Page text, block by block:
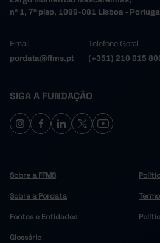
nº 1, 7º piso, 1099-081 Lisboa - Portugal
Email
pordata@ffms.pt
Telefone Geral
(+351) 210 015
SIGA A FUNDAÇÃO
Sobre a FFMS
Sobre a Pordata
Fontes e Entidades
Glossário